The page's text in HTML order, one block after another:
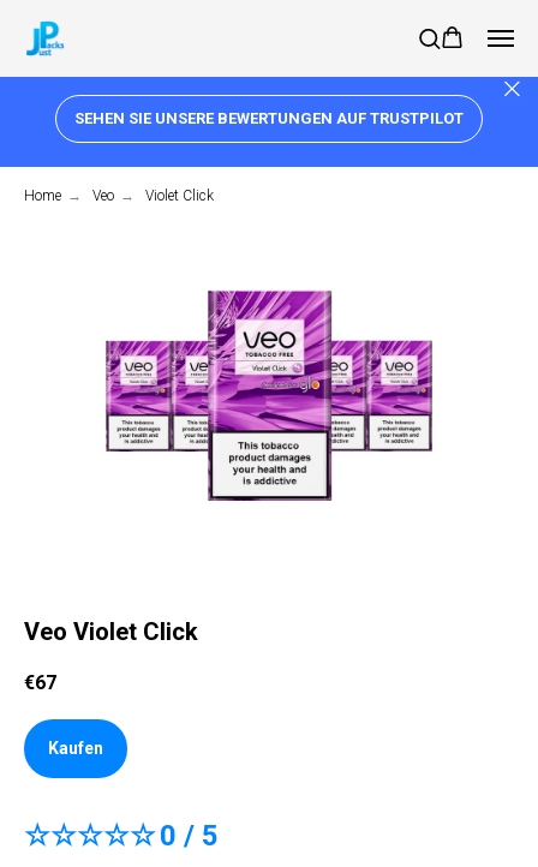
SEHEN SIE UNSERE BEWERTUNGEN AUF TRUSTPILOT
Home → Veo → Violet Click
Veo Violet Click
€67
Kaufen
☆☆☆☆☆0 / 5